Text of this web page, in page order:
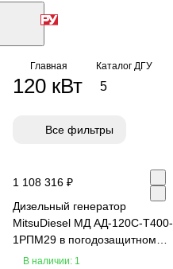
Главная Каталог ДГУ
120 кВт 5
Все фильтры
1 108 316 ₽
Дизельный генератор
MitsuDiesel МД АД-120С-Т400-
1РПМ29 в погодозащитном
кожухе
В наличии: 1